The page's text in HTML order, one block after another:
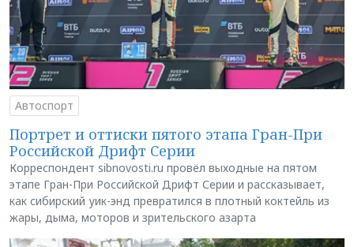
Автоспорт
Портрет и оттиски пятого этапа Гран-При
Российской Дрифт Серии
Корреспондент sibnovosti.ru провёл выходные на пятом
этапе Гран-При Российской Дрифт Серии и рассказывает,
как сибирский уик-энд превратился в плотный коктейль из
жары, дыма, моторов и зрительского азарта